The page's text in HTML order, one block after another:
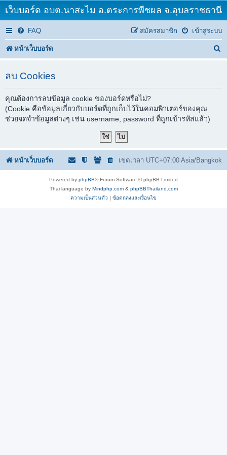
เว็บบอร์ด อบต.นาสะไม อ.ตระการพืชผล จ.อุบลราชธานี
FAQ เข้าสู่ระบบ
สมัครสมาชิก
หน้าเว็บบอร์ด
ลบ Cookies
คุณต้องการลบข้อมูล cookie ของบอร์ดหรือไม่?
(Cookie คือข้อมูลเกี่ยวกับบอร์ดที่ถูกเก็บไว้ในคอมพิวเตอร์ของคุณ
ช่วยจดจำข้อมูลต่างๆ เช่น username, password ที่ถูกเข้ารหัสแล้ว)
หน้าเว็บบอร์ด เขตเวลา UTC+07:00 Asia/Bangkok
Powered by phpBB® Forum Software © phpBB Limited
Thai language by Mindphp.com& phpBBThailand.com
ความเป็นส่วนตัว | ข้อตกลงและเงื่อนไข